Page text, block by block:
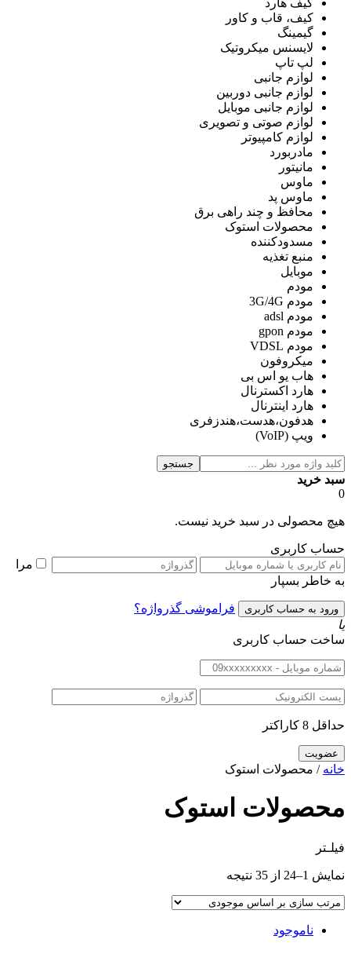
کیف هارد
کیف، قاب و کاور
گیمینگ
لایسنس میکروتیک
لپ تاپ
لوازم جانبی
لوازم جانبی دوربین
لوازم جانبی موبایل
لوازم صوتی و تصویری
لوازم کامپیوتر
مادربورد
مانیتور
ماوس
ماوس پد
محافظ و چند راهی برق
محصولات استوک
مسدودکننده
منبع تغذیه
موبایل
مودم
مودم 3G/4G
مودم adsl
مودم gpon
مودم VDSL
میکروفون
هاب یو اس بی
هارد اكسترنال
هارد اینترنال
هدفون،هدست،هندزفری
ویپ (VoIP)
جستجو
سبد خرید
0
هیچ محصولی در سبد خرید نیست.
حساب کاربری
مرا
به خاطر بسپار
فراموشی گذرواژه؟
یا
ساخت حساب کاربری
حداقل 8 کاراکتر
خانه / محصولات استوک
محصولات استوک
فیلـتر
نمایش 1–24 از 35 نتیجه
ناموجود